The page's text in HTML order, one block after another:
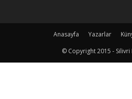
Anasayfa Yazarlar
© Copyright 2015 -